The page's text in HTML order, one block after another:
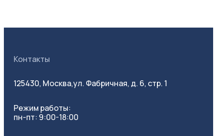
Контакты
125430, Москва,ул. Фабричная, д. 6, стр. 1
Режим работы:
пн-пт: 9:00-18:00